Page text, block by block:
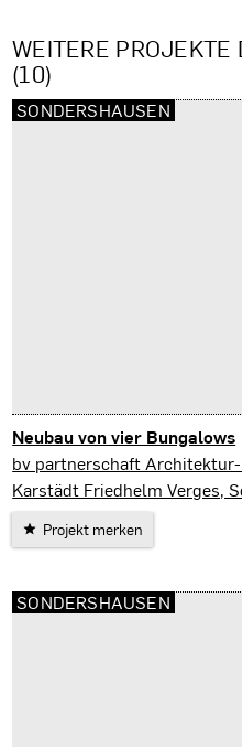
WEITERE PROJEKTE
(10)
Neubau von vier Bungalows
Sondershausen
bv partnerschaft
Karstädt Friedhelm Verges,
Projekt merken
SONDERSHAUSEN
SONDERSHAUSEN